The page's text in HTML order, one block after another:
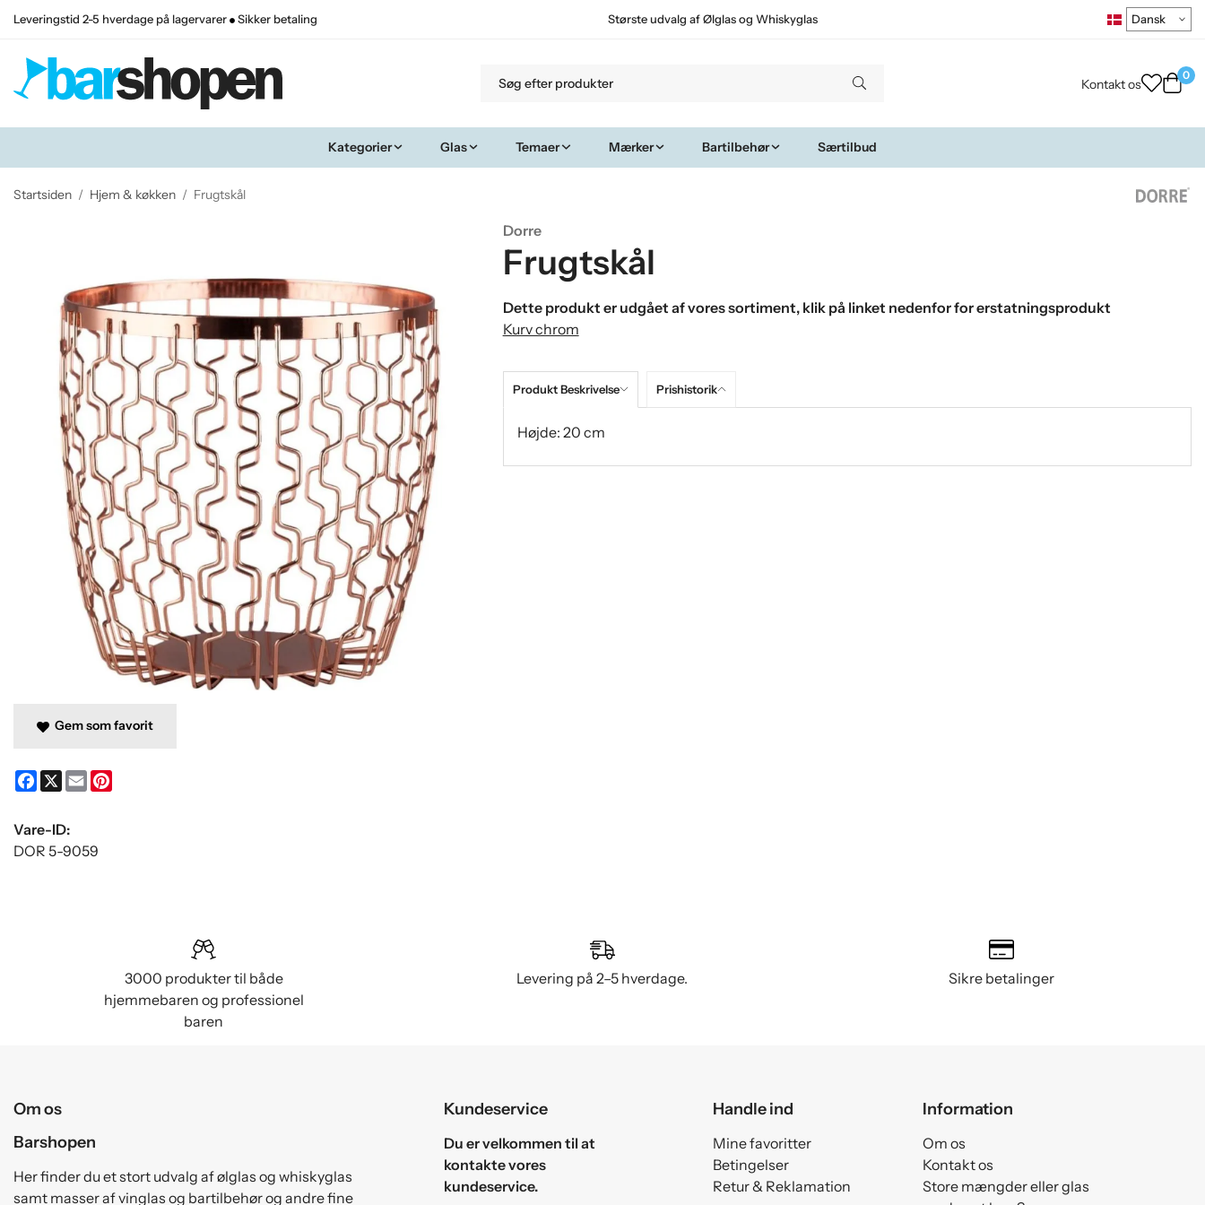
Leveringstid 2-5 hverdage på lagervarer Sikker betaling Største udvalg af Ølglas og Whiskyglas
Kontakt os
0
Kategorier Glas Temaer Mærker Bartilbehør Særtilbud
Startsiden / Hjem & køkken / Frugtskål
Dorre
Frugtskål
Dette produkt er udgået af vores sortiment, klik på linket nedenfor for erstatningsprodukt
Kurv chrom
Produkt Beskrivelse Prishistorik
Højde: 20 cm
Gem som favorit
Facebook
X Email
Vare-ID:
DOR 5-9059
3000 produkter til både
hjemmebaren og professionel
baren
Levering på 2–5 hverdage. Sikre betalinger
Om os
Barshopen
Her finder du et stort udvalg af ølglas og whiskyglas
samt masser af vinglas og bartilbehør og andre fine
Kundeservice
Du er velkommen til at
kontakte vores
kundeservice.
Handle ind
Mine favoritter
Betingelser
Retur & Reklamation
Information
Om os
Kontakt os
Store mængder eller glas